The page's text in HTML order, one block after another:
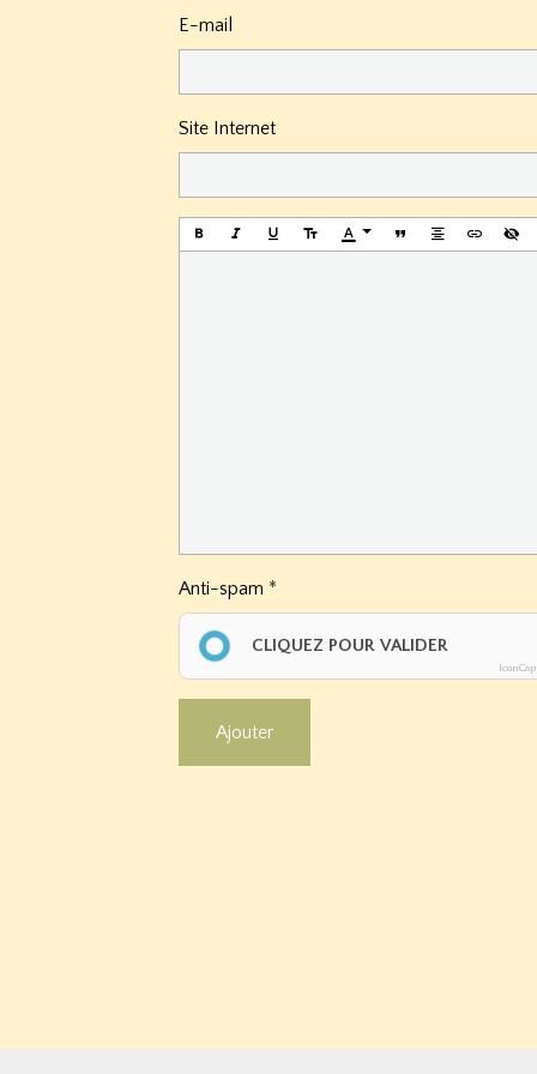
E-mail
Site Internet
Anti-spam
CLIQUEZ POUR VALIDER
Ajouter